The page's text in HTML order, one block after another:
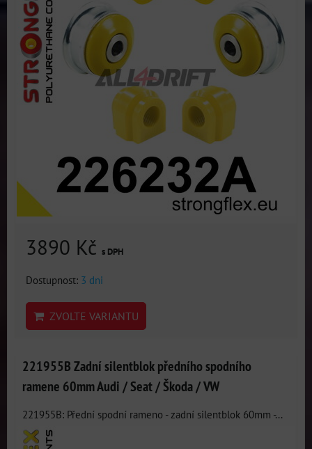
3890 Kč s DPH
Dostupnost: 3 dni
ZVOLTE VARIANTU
221955B Zadní silentblok předního spodního
ramene 60mm Audi / Seat / Škoda / VW
221955B: Přední spodní rameno - zadní silentblok 60mm -...